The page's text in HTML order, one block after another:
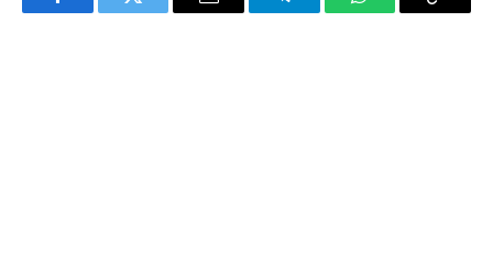
FacebookTwitter Email TelegramWhatsAppCopy